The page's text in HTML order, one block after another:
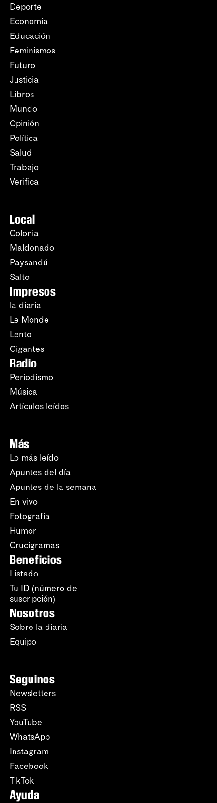
Deporte
Economía
Educación
Feminismos
Futuro
Justicia
Libros
Mundo
Opinión
Política
Salud
Trabajo
Verifica
Local
Colonia
Maldonado
Paysandú
Salto
Impresos
la diaria
Le Monde
Lento
Gigantes
Radio
Periodismo
Música
Artículos leídos
Más
Lo más leído
Apuntes del día
Apuntes de la semana
En vivo
Fotografía
Humor
Crucigramas
Beneficios
Listado
Tu ID (número de
suscripción)
Nosotros
Sobre la diaria
Equipo
Seguinos
Newsletters
RSS
YouTube
WhatsApp
Instagram
Facebook
TikTok
Ayuda